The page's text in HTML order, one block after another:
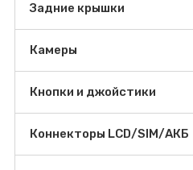
Задние крышки
Камеры
Кнопки и джойстики
Коннекторы LCD/SIM/АКБ